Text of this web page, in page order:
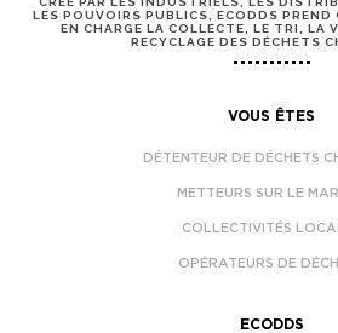
LES POUVOIRS PUBLICS, ECODDS PREND
EN CHARGE LA COLLECTE, LE TRI, LA
RECYCLAGE DES DÉCHETS
VOUS ÊTES
DÉTENTEUR DE DÉCHETS
METTEURS SUR LE
COLLECTIVITÉS
OPÉRATEURS DE
ECODDS